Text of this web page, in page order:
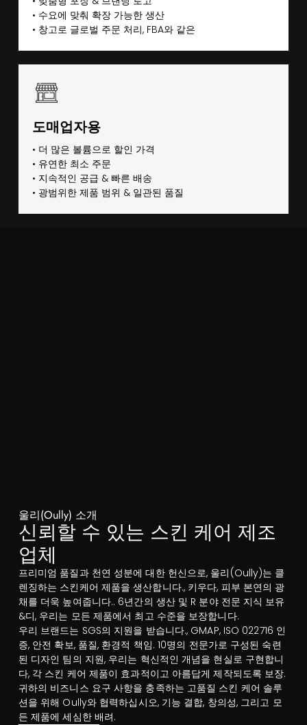
• 수요에 맞춰 확장 가능한 생산
• 창고로 글로벌 주문 처리, FBA와 같은
도매업자용
• 더 많은 볼륨으로 할인 가격
• 유연한 최소 주문
• 지속적인 공급 & 빠른 배송
• 광범위한 제품 범위 & 일관된 품질
울리(Oully) 소개
신뢰할 수 있는 스킨 케어 제조
업체
프리미엄 품질과 천연 성분에 대한 헌신으로, 울리(Oully)는 클
렌징하는 스킨케어 제품을 생산합니다., 키우다, 피부 본연의 광
채를 더욱 높여줍니다.. 6년간의 생산 및 R 분야 전문 지식 보유
&디, 우리는 모든 제품에서 최고 수준을 보장합니다.
우리 브랜드는 SGS의 지원을 받습니다., GMAP, ISO 022716 인
증, 안전 확보, 품질, 환경적 책임. 10명의 전문가로 구성된 숙련
된 디자인 팀의 지원, 우리는 혁신적인 개념을 현실로 구현합니
다, 각 스킨 케어 제품이 효과적이고 아름답게 제작되도록 보장.
귀하의 비즈니스 요구 사항을 충족하는 고품질 스킨 케어 솔루
션을 위해 Oully와 협력하십시오, 기능 결합, 창의성, 그리고 모
든 제품에 세심한 배려.